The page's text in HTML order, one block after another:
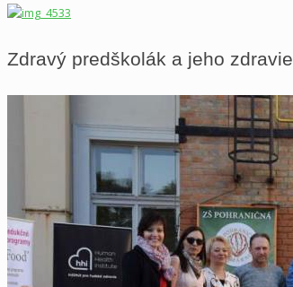
Zdravý predškolák a jeho zdravie